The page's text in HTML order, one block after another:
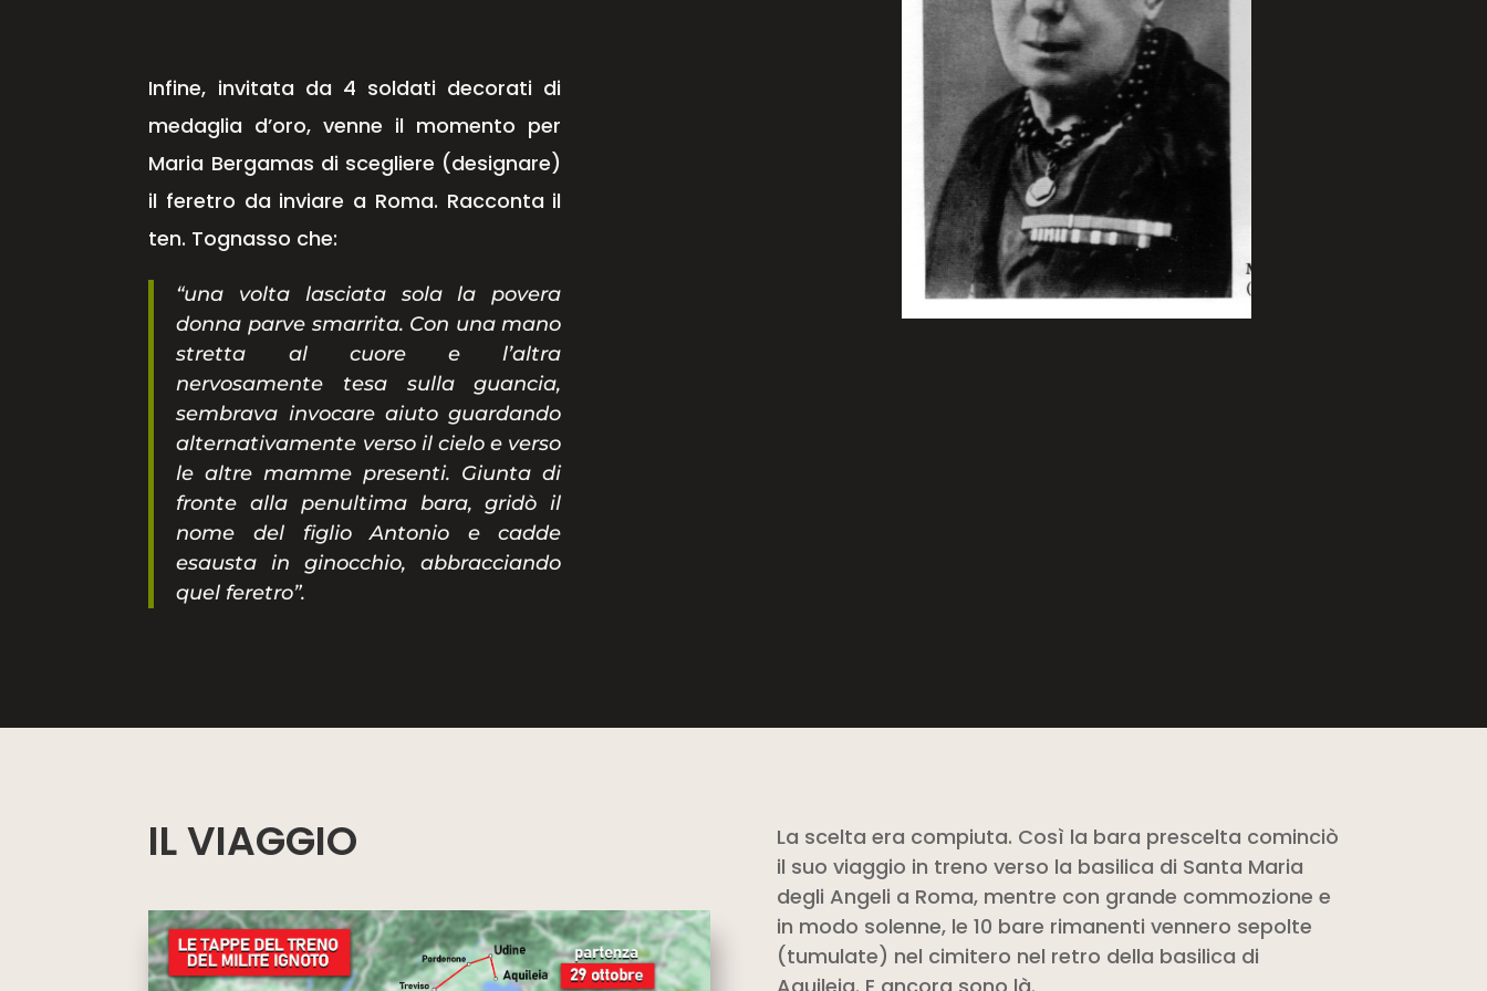
Infine, invitata da 4 soldati decorati di
medaglia d’oro, venne il momento per
Maria Bergamas di scegliere (designare)
il feretro da inviare a Roma. Racconta il
ten. Tognasso che:
“una volta lasciata sola la povera
donna parve smarrita. Con una mano
stretta al cuore e l’altra
nervosamente tesa sulla guancia,
sembrava invocare aiuto guardando
alternativamente verso il cielo e verso
le altre mamme presenti. Giunta di
fronte alla penultima bara, gridò il
nome del figlio Antonio e cadde
esausta in ginocchio, abbracciando
quel feretro”.
IL VIAGGIO
La scelta era compiuta. Così la bara prescelta cominciò
il suo viaggio in treno verso la basilica di Santa Maria
degli Angeli a Roma, mentre con grande commozione e
in modo solenne, le 10 bare rimanenti vennero sepolte
(tumulate) nel cimitero nel retro della basilica di